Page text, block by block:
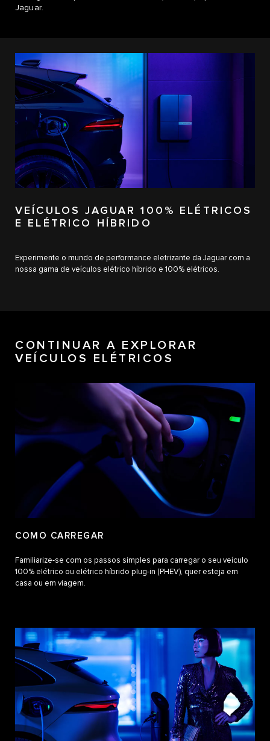
Jaguar.
VEÍCULOS JAGUAR 100% ELÉTRICOS
E ELÉTRICO HÍBRIDO
Experimente o mundo de performance eletrizante da Jaguar com a
nossa gama de veículos elétrico híbrido e 100% elétricos.
CONTINUAR A EXPLORAR
VEÍCULOS ELÉTRICOS
COMO CARREGAR
Familiarize-se com os passos simples para carregar o seu veículo
100% elétrico ou elétrico híbrido plug-in (PHEV), quer esteja em
casa ou em viagem.